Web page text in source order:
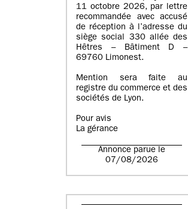
11 octobre 2026, par lettre
recommandée avec accusé
de réception à l’adresse du
siège social 330 allée des
Hêtres – Bâtiment D –
69760 Limonest.
Mention sera faite au
registre du commerce et des
sociétés de Lyon.
Pour avis
La gérance
Annonce parue le
07/08/2026